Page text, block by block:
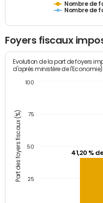
Nombre de
Nombre de
Foyers fiscaux
Part des foyers fiscaux (%)
Evolution de la part de foyers
d'après ministère de l'Economie)
41,20 %
25
50
75
100